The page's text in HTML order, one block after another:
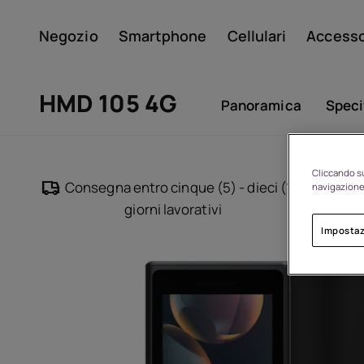
Negozio Smartphone Cellulari
Riciclo dei dispositivi
HMD 105 4G Panoramica
Consegna entro cinque (5) - dieci (10)
giorni lavorativi
Cliccando